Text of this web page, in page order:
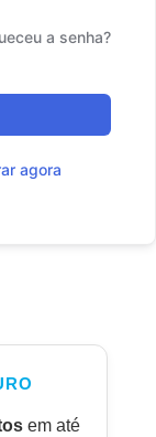
a senha?
agora
em até